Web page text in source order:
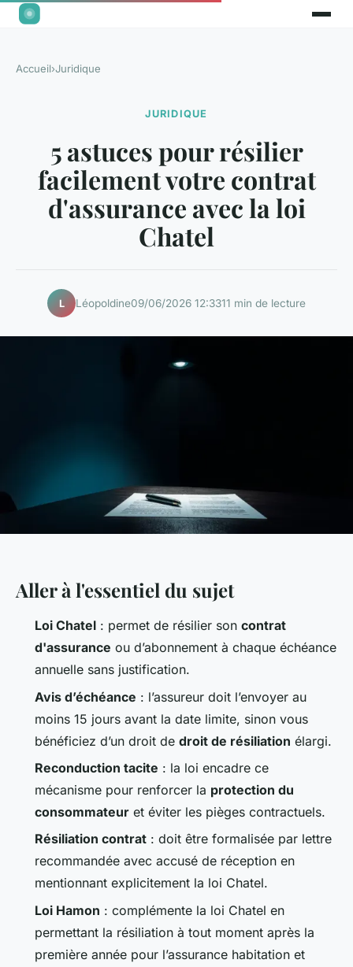
Accueil›Juridique
JURIDIQUE
5 astuces pour résilier
facilement votre contrat
d'assurance avec la loi
Chatel
L Léopoldine09/06/2026 12:3311 min de lecture
Aller à l'essentiel du sujet
Loi Chatel : permet de résilier son contrat
d'assurance ou d’abonnement à chaque échéance
annuelle sans justification.
Avis d’échéance : l’assureur doit l’envoyer au
moins 15 jours avant la date limite, sinon vous
bénéficiez d’un droit de droit de résiliation élargi.
Reconduction tacite : la loi encadre ce
mécanisme pour renforcer la protection du
consommateur et éviter les pièges contractuels.
Résiliation contrat : doit être formalisée par lettre
recommandée avec accusé de réception en
mentionnant explicitement la loi Chatel.
Loi Hamon : complémente la loi Chatel en
permettant la résiliation à tout moment après la
première année pour l’assurance habitation et